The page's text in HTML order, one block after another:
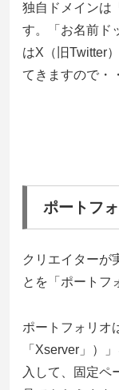
独自ドメインは
す。「お名前ド
はX（旧Twitter
てきますので・
ポートフ
クリエイターが
とを「ポートフ
ポートフォリオ
「Xserver」）
入して、固定ペ